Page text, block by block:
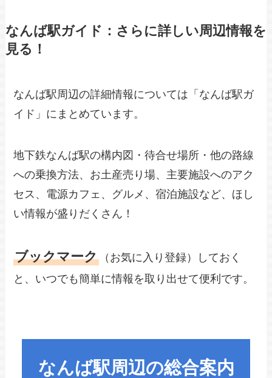
なんば駅ガイド：さらに詳しい周辺情報を
見る！
なんば駅周辺の詳細情報については「なんば駅ガ
イド」にまとめています。
地下鉄なんば駅の構内図・待合せ場所・他の路線
への乗換方法、お土産売り場、主要施設へのアク
セス、電源カフェ、グルメ、宿泊施設など、ほし
い情報が盛りだくさん！
ブックマーク （お気に入り登録）しておく
と、いつでも簡単に情報を取り出せて便利です。
なんば駅周辺の総合案内